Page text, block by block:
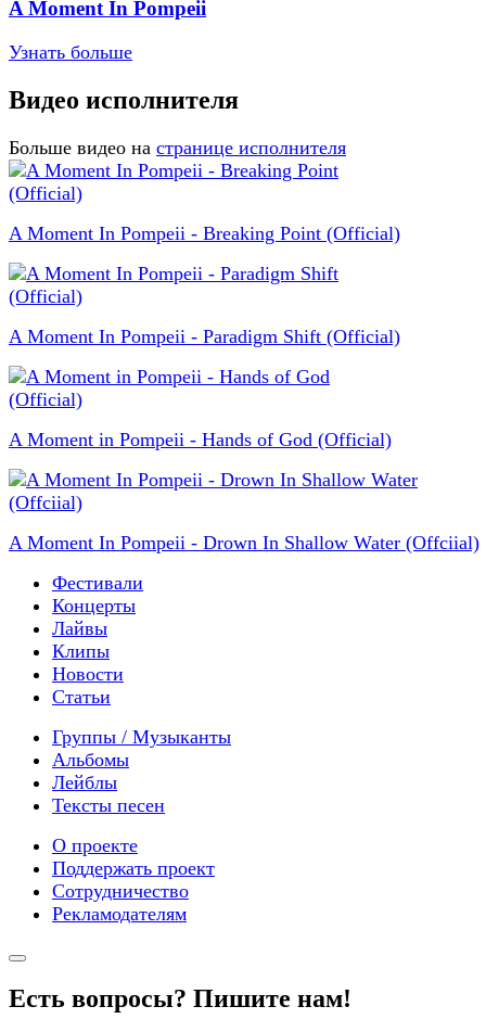
A Moment In Pompeii
Узнать больше
Видео исполнителя
Больше видео на странице исполнителя
A Moment In Pompeii - Breaking Point (Official)
A Moment In Pompeii - Paradigm Shift (Official)
A Moment in Pompeii - Hands of God (Official)
A Moment In Pompeii - Drown In Shallow Water (Offciial)
Фестивали
Концерты
Лайвы
Клипы
Новости
Статьи
Группы / Музыканты
Альбомы
Лейблы
Тексты песен
О проекте
Поддержать проект
Сотрудничество
Рекламодателям
Есть вопросы? Пишите нам!